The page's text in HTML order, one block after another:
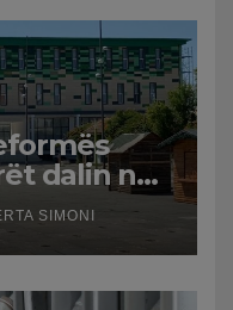
dalin në
SIMONI